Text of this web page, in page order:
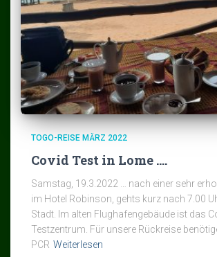
TOGO-REISE MÄRZ 2022
Covid Test in Lome ….
Samstag, 19.3.2022 … nach einer sehr
im Hotel Robinson, gehts kurz nach 7.00
Stadt. Im alten Flughafengebäude ist das
Testzentrum. Für unsere Rückreise
PCR Weiterlesen